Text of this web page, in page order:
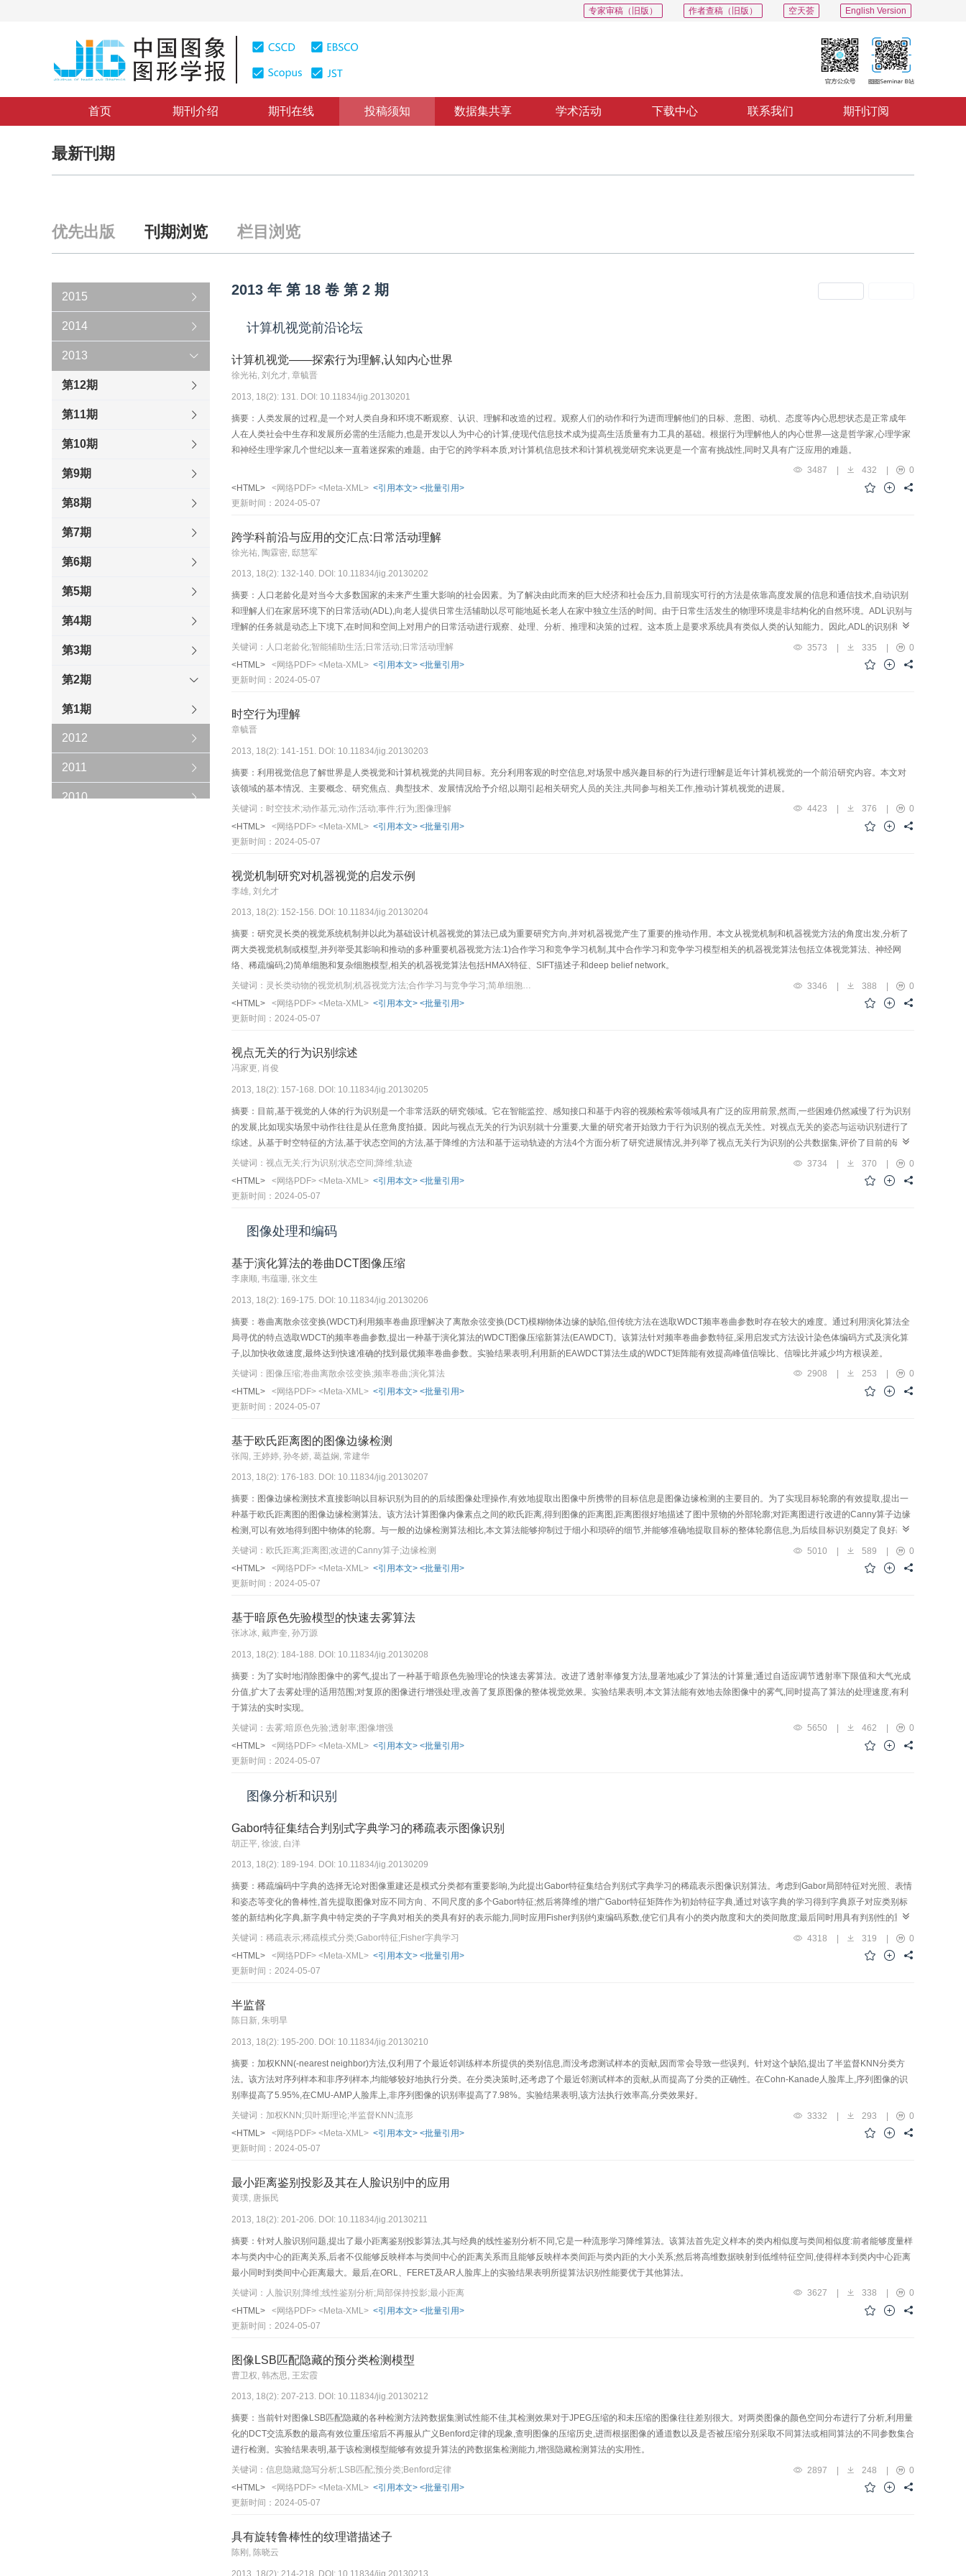
English Version
空天荟
作者查稿（旧版）
专家审稿（旧版）
首页 期刊介绍 期刊在线 投稿须知 数据集共享 学术活动 下载中心 联系我们 期刊订阅
最新刊期
优先出版 刊期浏览 栏目浏览
2015
2014
2013
第12期
第11期
第10期
第9期
第8期
第7期
第6期
第5期
第4期
第3期
第2期
第1期
2012
2011
2010
2013 年 第 18 卷 第 2 期
计算机视觉前沿论坛
计算机视觉——探索行为理解,认知内心世界
徐光祐, 刘允才, 章毓晋
2013, 18(2): 131. DOI: 10.11834/jig.20130201
摘要：人类发展的过程,是一个对人类自身和环境不断观察、认识、理解和改造的过程。观察人们的动作和行为进而理解他们的日标、意图、动机、态度等内心思想状态是正常成年
人在人类社会中生存和发展所必需的生活能力,也是开发以人为中心的计算,使现代信息技术成为提高生活质量有力工具的基础。根据行为理解他人的内心世界—这是哲学家,心理学家
和神经生理学家几个世纪以来一直着迷探索的难题。由于它的跨学科本质,对计算机信息技术和计算机视觉研究来说更是一个富有挑战性,同时又具有广泛应用的难题。
3487 432
0
<HTML>
<网络PDF> <Meta-XML> <引用本文> <批量引用>
更新时间：2024-05-07
跨学科前沿与应用的交汇点:日常活动理解
徐光祐, 陶霖密, 邸慧军
2013, 18(2): 132-140. DOI: 10.11834/jig.20130202
摘要：人口老龄化是对当今大多数国家的未来产生重大影响的社会因素。为了解决由此而来的巨大经济和社会压力,目前现实可行的方法是依靠高度发展的信息和通信技术,自动识别
和理解人们在家居环境下的日常活动(ADL),向老人提供日常生活辅助以尽可能地延长老人在家中独立生活的时间。由于日常生活发生的物理环境是非结构化的自然环境。ADL识别与
理解的任务就是动态上下境下,在时间和空间上对用户的日常活动进行观察、处理、分析、推理和决策的过程。这本质上是要求系统具有类似人类的认知能力。因此,ADL的识别和理
解是传统的信息处理方法特别是计算机视觉方法、认知计算和推理等基础理论研究,和未来老龄化社会重大应用的交汇点。开展ADL识别与理解的研究将有利于推动学科的发展和社
会的进步。本文旨在讨论ADL的识别和理解中的技术挑战和基本科学问题,通过分析相关研究现状以及讨论与ADL识别需求之间的差距,为探索研究思路提供新的方向。
关键词：人口老龄化;智能辅助生活;日常活动;日常活动理解 3573 | 335 |
0
<HTML>
<网络PDF> <Meta-XML> <引用本文> <批量引用>
更新时间：2024-05-07
时空行为理解
章毓晋
2013, 18(2): 141-151. DOI: 10.11834/jig.20130203
摘要：利用视觉信息了解世界是人类视觉和计算机视觉的共同目标。充分利用客观的时空信息,对场景中感兴趣目标的行为进行理解是近年计算机视觉的一个前沿研究内容。本文对
该领域的基本情况、主要概念、研究焦点、典型技术、发展情况给予介绍,以期引起相关研究人员的关注,共同参与相关工作,推动计算机视觉的进展。
关键词：时空技术;动作基元;动作;活动;事件;行为;图像理解
4423 376
0
<HTML>
<网络PDF> <Meta-XML> <引用本文> <批量引用>
更新时间：2024-05-07
视觉机制研究对机器视觉的启发示例
李雄, 刘允才
2013, 18(2): 152-156. DOI: 10.11834/jig.20130204
摘要：研究灵长类的视觉系统机制并以此为基础设计机器视觉的算法已成为重要研究方向,并对机器视觉产生了重要的推动作用。本文从视觉机制和机器视觉方法的角度出发,分析了
两大类视觉机制或模型,并列举受其影响和推动的多种重要机器视觉方法:1)合作学习和竞争学习机制,其中合作学习和竞争学习模型相关的机器视觉算法包括立体视觉算法、神经网
络、稀疏编码;2)简单细胞和复杂细胞模型,相关的机器视觉算法包括HMAX特征、SIFT描述子和deep belief network。
关键词：灵长类动物的视觉机制;机器视觉方法;合作学习与竞争学习;简单细胞与复杂细胞
3346 388
0
<HTML>
<网络PDF> <Meta-XML> <引用本文> <批量引用>
更新时间：2024-05-07
视点无关的行为识别综述
冯家更, 肖俊
2013, 18(2): 157-168. DOI: 10.11834/jig.20130205
摘要：目前,基于视觉的人体的行为识别是一个非常活跃的研究领域。它在智能监控、感知接口和基于内容的视频检索等领域具有广泛的应用前景,然而,一些困难仍然减慢了行为识别
的发展,比如现实场景中动作往往是从任意角度拍摄。因此与视点无关的行为识别就十分重要,大量的研究者开始致力于行为识别的视点无关性。对视点无关的姿态与运动识别进行了
综述。从基于时空特征的方法,基于状态空间的方法,基于降维的方法和基于运动轨迹的方法4个方面分析了研究进展情况,并列举了视点无关行为识别的公共数据集,评价了目前的研究
情况,并对未来的研究提出了展望。
关键词：视点无关;行为识别;状态空间;降维;轨迹 3734 | 370 |
0
<HTML>
<网络PDF> <Meta-XML> <引用本文> <批量引用>
更新时间：2024-05-07
图像处理和编码
基于演化算法的卷曲DCT图像压缩
李康顺, 韦蕴珊, 张文生
2013, 18(2): 169-175. DOI: 10.11834/jig.20130206
摘要：卷曲离散余弦变换(WDCT)利用频率卷曲原理解决了离散余弦变换(DCT)模糊物体边缘的缺陷,但传统方法在选取WDCT频率卷曲参数时存在较大的难度。通过利用演化算法全
局寻优的特点选取WDCT的频率卷曲参数,提出一种基于演化算法的WDCT图像压缩新算法(EAWDCT)。该算法针对频率卷曲参数特征,采用启发式方法设计染色体编码方式及演化算
子,以加快收敛速度,最终达到快速准确的找到最优频率卷曲参数。实验结果表明,利用新的EAWDCT算法生成的WDCT矩阵能有效提高峰值信噪比、信噪比并减少均方根误差。
关键词：图像压缩;卷曲离散余弦变换;频率卷曲;演化算法
2908 253
0
<HTML>
<网络PDF> <Meta-XML> <引用本文> <批量引用>
更新时间：2024-05-07
基于欧氏距离图的图像边缘检测
张闯, 王婷婷, 孙冬娇, 葛益娴, 常建华
2013, 18(2): 176-183. DOI: 10.11834/jig.20130207
摘要：图像边缘检测技术直接影响以目标识别为目的的后续图像处理操作,有效地提取出图像中所携带的目标信息是图像边缘检测的主要目的。为了实现目标轮廓的有效提取,提出一
种基于欧氏距离图的图像边缘检测算法。该方法计算图像内像素点之间的欧氏距离,得到图像的距离图,距离图很好地描述了图中景物的外部轮廓;对距离图进行改进的Canny算子边缘
检测,可以有效地得到图中物体的轮廓。与一般的边缘检测算法相比,本文算法能够抑制过于细小和琐碎的细节,并能够准确地提取目标的整体轮廓信息,为后续目标识别奠定了良好基
础。
关键词：欧氏距离;距离图;改进的Canny算子;边缘检测 5010 | 589 |
0
<HTML>
<网络PDF> <Meta-XML> <引用本文> <批量引用>
更新时间：2024-05-07
基于暗原色先验模型的快速去雾算法
张冰冰, 戴声奎, 孙万源
2013, 18(2): 184-188. DOI: 10.11834/jig.20130208
摘要：为了实时地消除图像中的雾气,提出了一种基于暗原色先验理论的快速去雾算法。改进了透射率修复方法,显著地减少了算法的计算量;通过自适应调节透射率下限值和大气光成
分值,扩大了去雾处理的适用范围;对复原的图像进行增强处理,改善了复原图像的整体视觉效果。实验结果表明,本文算法能有效地去除图像中的雾气,同时提高了算法的处理速度,有利
于算法的实时实现。
关键词：去雾;暗原色先验;透射率;图像增强
5650 462
0
<HTML>
<网络PDF> <Meta-XML> <引用本文> <批量引用>
更新时间：2024-05-07
图像分析和识别
Gabor特征集结合判别式字典学习的稀疏表示图像识别
胡正平, 徐波, 白洋
2013, 18(2): 189-194. DOI: 10.11834/jig.20130209
摘要：稀疏编码中字典的选择无论对图像重建还是模式分类都有重要影响,为此提出Gabor特征集结合判别式字典学习的稀疏表示图像识别算法。考虑到Gabor局部特征对光照、表情
和姿态等变化的鲁棒性,首先提取图像对应不同方向、不同尺度的多个Gabor特征;然后将降维的增广Gabor特征矩阵作为初始特征字典,通过对该字典的学习得到字典原子对应类别标
签的新结构化字典,新字典中特定类的子字典对相关的类具有好的表示能力,同时应用Fisher判别约束编码系数,使它们具有小的类内散度和大的类间散度;最后同时用具有判别性的重构
误差和编码系数来进行模式分类。基于3个数据库的实验结果表明本文方法具有可行性和有效性。
关键词：稀疏表示;稀疏模式分类;Gabor特征;Fisher字典学习 4318 319
0
<HTML>
<网络PDF> <Meta-XML> <引用本文> <批量引用>
更新时间：2024-05-07
半监督
陈日新, 朱明旱
2013, 18(2): 195-200. DOI: 10.11834/jig.20130210
摘要：加权KNN(-nearest neighbor)方法,仅利用了个最近邻训练样本所提供的类别信息,而没考虑测试样本的贡献,因而常会导致一些误判。针对这个缺陷,提出了半监督KNN分类方
法。该方法对序列样本和非序列样本,均能够较好地执行分类。在分类决策时,还考虑了个最近邻测试样本的贡献,从而提高了分类的正确性。在Cohn-Kanade人脸库上,序列图像的识
别率提高了5.95%,在CMU-AMP人脸库上,非序列图像的识别率提高了7.98%。实验结果表明,该方法执行效率高,分类效果好。
关键词：加权KNN;贝叶斯理论;半监督KNN;流形
3332 | 293 |
0
<HTML>
<网络PDF> <Meta-XML> <引用本文> <批量引用>
更新时间：2024-05-07
最小距离鉴别投影及其在人脸识别中的应用
黄璞, 唐振民
2013, 18(2): 201-206. DOI: 10.11834/jig.20130211
摘要：针对人脸识别问题,提出了最小距离鉴别投影算法,其与经典的线性鉴别分析不同,它是一种流形学习降维算法。该算法首先定义样本的类内相似度与类间相似度:前者能够度量样
本与类内中心的距离关系,后者不仅能够反映样本与类间中心的距离关系而且能够反映样本类间距与类内距的大小关系;然后将高维数据映射到低维特征空间,使得样本到类内中心距离
最小同时到类间中心距离最大。最后,在ORL、FERET及AR人脸库上的实验结果表明所提算法识别性能要优于其他算法。
关键词：人脸识别;降维;线性鉴别分析;局部保持投影;最小距离
3627 338
0
<HTML>
<网络PDF> <Meta-XML> <引用本文> <批量引用>
更新时间：2024-05-07
图像LSB匹配隐藏的预分类检测模型
曹卫权, 韩杰思, 王宏霞
2013, 18(2): 207-213. DOI: 10.11834/jig.20130212
摘要：当前针对图像LSB匹配隐藏的各种检测方法跨数据集测试性能不佳,其检测效果对于JPEG压缩的和未压缩的图像往往差别很大。对两类图像的颜色空间分布进行了分析,利用量
化的DCT交流系数的最高有效位重压缩后不再服从广义Benford定律的现象,查明图像的压缩历史,进而根据图像的通道数以及是否被压缩分别采取不同算法或相同算法的不同参数集合
进行检测。实验结果表明,基于该检测模型能够有效提升算法的跨数据集检测能力,增强隐藏检测算法的实用性。
关键词：信息隐藏;隐写分析;LSB匹配;预分类;Benford定律
2897 | 248 |
0
<HTML>
<网络PDF> <Meta-XML> <引用本文> <批量引用>
更新时间：2024-05-07
具有旋转鲁棒性的纹理谱描述子
陈刚, 陈晓云
2013, 18(2): 214-218. DOI: 10.11834/jig.20130213